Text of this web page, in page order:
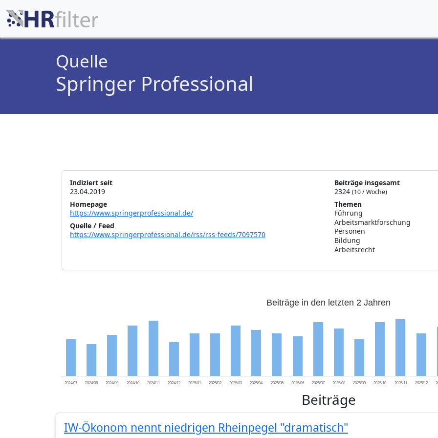
Quelle
Springer Professional
Indiziert seit
23.04.2019
Homepage
https://www.springerprofessional.de/
Quelle / Feed
https://www.springerprofessional.de/rss/rss-feeds/7097570
Beiträge insgesamt
2324 (10 / Woche)
Themen
Führung
Arbeitsmarktforschung
Personen
Bildung
Arbeitsrecht
Beiträge in den letzten 2 Jahren
2024/07 2024/08 2024/09 2024/10 2024/11 2024/12 2025/01 2025/02 2025/03 2025/04 2025/05 2025/06 2025/07 2025/08 2025/09 2025/10 2025/11 2025/12
Beiträge
IW-Ökonom nennt niedrigen Rheinpegel "dramatisch"